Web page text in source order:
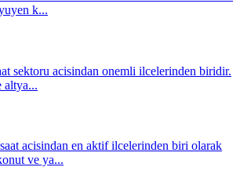
k...
sektoru acisindan onemli ilcelerinden biridir.
altya...
acisindan en aktif ilcelerinden biri olarak
ve ya...